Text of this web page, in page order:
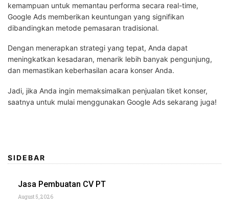
kemampuan untuk memantau performa secara real-time,
Google Ads memberikan keuntungan yang signifikan
dibandingkan metode pemasaran tradisional.
Dengan menerapkan strategi yang tepat, Anda dapat
meningkatkan kesadaran, menarik lebih banyak pengunjung,
dan memastikan keberhasilan acara konser Anda.
Jadi, jika Anda ingin memaksimalkan penjualan tiket konser,
saatnya untuk mulai menggunakan Google Ads sekarang juga!
SIDEBAR
Jasa Pembuatan CV PT
August 5, 2026